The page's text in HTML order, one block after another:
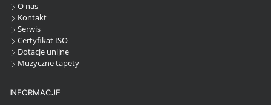
O nas
Kontakt
Serwis
Certyfikat ISO
Dotacje unijne
Muzyczne tapety
INFORMACJE